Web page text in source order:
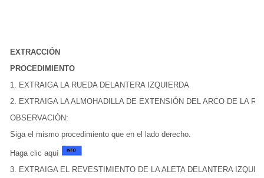
EXTRACCIÓN
PROCEDIMIENTO
1. EXTRAIGA LA RUEDA DELANTERA IZQUIERDA
2. EXTRAIGA LA ALMOHADILLA DE EXTENSIÓN DEL ARCO DE LA
OBSERVACIÓN:
Siga el mismo procedimiento que en el lado derecho.
Haga clic aquí
3. EXTRAIGA EL REVESTIMIENTO DE LA ALETA DELANTERA